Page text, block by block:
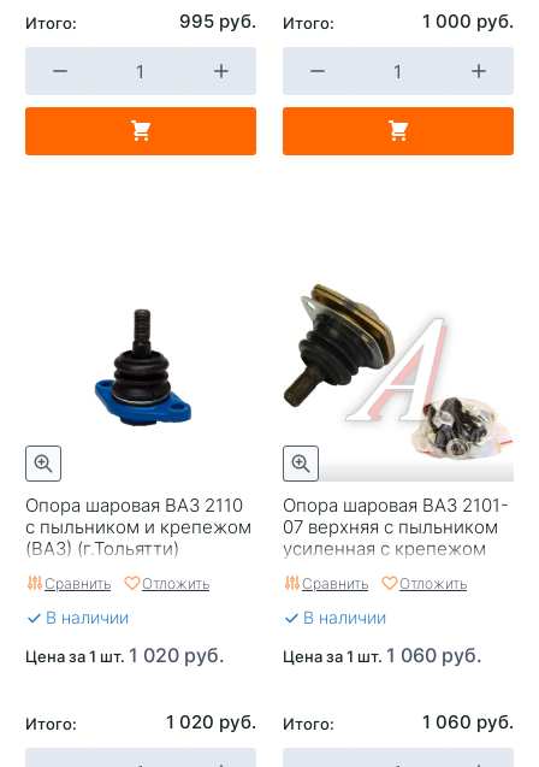
Итого: 995 руб. Итого: 1 000 руб.
Опора шаровая ВАЗ 2110
с пыльником и крепежом
(ВАЗ) (г.Тольятти)
Сравнить Отложить
В наличии
Цена за 1 шт. 1 020 руб.
Итого: 1 020 руб.
Опора шаровая ВАЗ 2101-
07 верхняя с пыльником
усиленная с крепежом
(ВАЗ) (ВАЗ г. Тольятти)
Сравнить Отложить
В наличии
Цена за 1 шт. 1 060 руб.
Итого: 1 060 руб.